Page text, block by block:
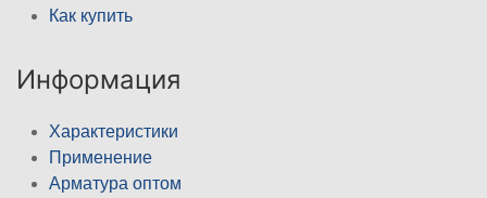
Как купить
Информация
Характеристики
Применение
Арматура оптом